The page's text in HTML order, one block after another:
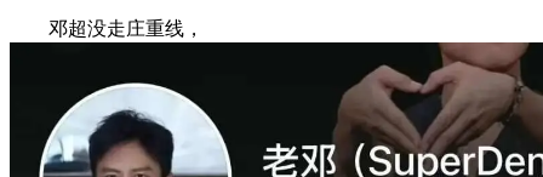
邓超没走庄重线，